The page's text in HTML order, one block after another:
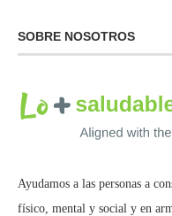
SOBRE NOSOTROS
Ayudamos a las personas a
físico, mental y social y en